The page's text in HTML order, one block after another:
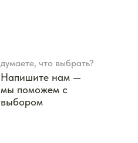
думаете, что выбрать?
Напишите нам —
мы поможем с
выбором